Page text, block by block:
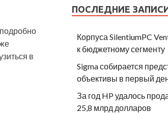
подробно
в
ПОСЛЕДНИЕ
Корпуса SilentiumPC
к бюджетному сегменту
Sigma собирается
объективы в первый
За год HP удалось
25,8 млрд долларов